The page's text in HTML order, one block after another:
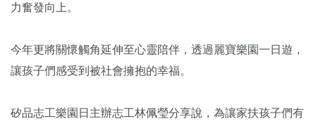
力奮發向上。
今年更將關懷觸角延伸至心靈陪伴，透過麗寶樂園一日遊，
讓孩子們感受到被社會擁抱的幸福。
矽品志工樂園日主辦志工林佩瑩分享說，為讓家扶孩子們有